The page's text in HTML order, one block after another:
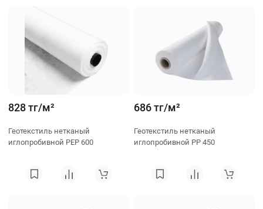
828 тг/м²
Геотекстиль нетканый
иглопробивной PEP 600
686 тг/м²
Геотекстиль нетканый
иглопробивной PP 450